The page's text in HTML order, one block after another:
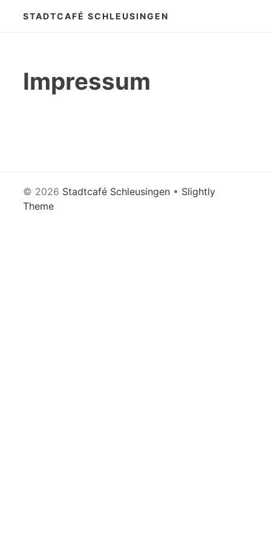
STADTCAFÉ SCHLEUSINGEN
Impressum
© 2026 Stadtcafé Schleusingen • Slightly
Theme